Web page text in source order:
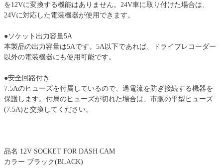
を12Vに変換する機能はありません。24V車に取り付けた場合は、
24Vに対応した電装機器が使用できます。
●ソケット出力容量5A
本製品の出力容量は5Aです。5A以下であれば、ドライブレコーダー
以外の電装機器にも使用可能です。
●安全回路付き
7.5Aのヒューズを付属しているので、過電流を防ぎ接続する機器を
保護します。付属のヒューズが切れた場合は、市販の平型ヒューズ
(7.5A)と交換してください。
品名 12V SOCKET FOR DASH CAM
カラー ブラック(BLACK)